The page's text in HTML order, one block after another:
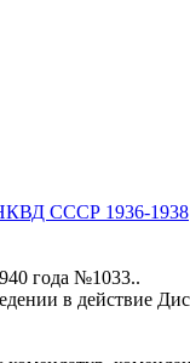
СССР 1936-1938
года №1033..
в действие